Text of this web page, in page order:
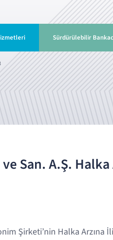
Sürdürülebilir
San. A.Ş. Halka
Şirketi’nin Halka Arzına